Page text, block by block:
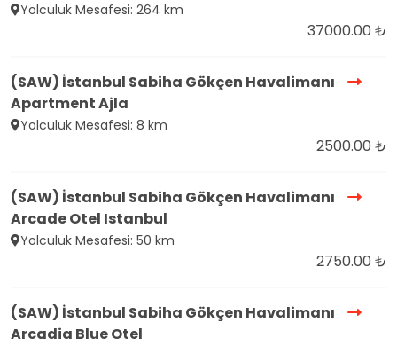
Yolculuk Mesafesi: 264 km
37000.00 ₺
(SAW) İstanbul Sabiha Gökçen Havalimanı
Apartment Ajla
Yolculuk Mesafesi: 8 km
2500.00 ₺
(SAW) İstanbul Sabiha Gökçen Havalimanı
Arcade Otel Istanbul
Yolculuk Mesafesi: 50 km
2750.00 ₺
(SAW) İstanbul Sabiha Gökçen Havalimanı
Arcadia Blue Otel